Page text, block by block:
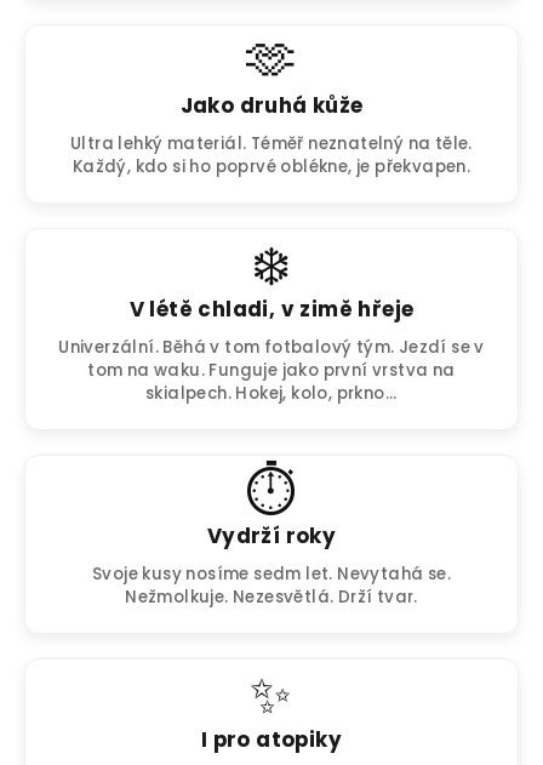
🫶
Jako druhá kůže
Ultra lehký materiál. Téměř neznatelný na těle.
Každý, kdo si ho poprvé oblékne, je překvapen.
❄️
V létě chladi, v zimě hřeje
Univerzální. Běhá v tom fotbalový tým. Jezdí se v
tom na waku. Funguje jako první vrstva na
skialpech. Hokej, kolo, prkno...
⏱️️
Vydrží roky
Svoje kusy nosíme sedm let. Nevytahá se.
Nežmolkuje. Nezesvětlá. Drží tvar.
✨
I pro atopiky